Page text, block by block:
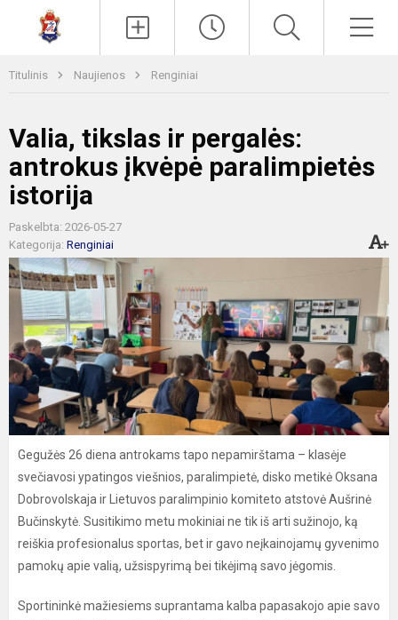
Titulinis Naujienos Renginiai
Valia, tikslas ir pergalės:
antrokus įkvėpė paralimpietės
istorija
Paskelbta: 2026-05-27
Kategorija: Renginiai
Gegužės 26 diena antrokams tapo nepamirštama – klasėje
svečiavosi ypatingos viešnios, paralimpietė, disko metikė Oksana
Dobrovolskaja ir Lietuvos paralimpinio komiteto atstovė Aušrinė
Bučinskytė. Susitikimo metu mokiniai ne tik iš arti sužinojo, ką
reiškia profesionalus sportas, bet ir gavo neįkainojamų gyvenimo
pamokų apie valią, užsispyrimą bei tikėjimą savo jėgomis.
Sportininkė mažiesiems suprantama kalba papasakojo apie savo